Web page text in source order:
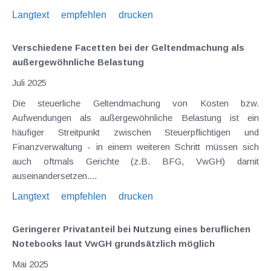
Langtext
empfehlen drucken
Verschiedene Facetten bei der Geltendmachung als
außergewöhnliche Belastung
Juli 2025
Die steuerliche Geltendmachung von Kosten bzw.
Aufwendungen als außergewöhnliche Belastung ist ein
häufiger Streitpunkt zwischen Steuerpflichtigen und
Finanzverwaltung - in einem weiteren Schritt müssen sich
auch oftmals Gerichte (z.B. BFG, VwGH) damit
auseinandersetzen....
Langtext
empfehlen drucken
Geringerer Privatanteil bei Nutzung eines beruflichen
Notebooks laut VwGH grundsätzlich möglich
Mai 2025